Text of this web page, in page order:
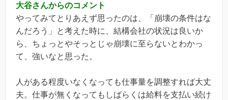
大谷さんからのコメント
やってみてとりあえず思ったのは、「崩壊の条件はな
んだろう」と考えた時に、結構会社の状況は良いか
ら、ちょっとやそっとじゃ崩壊に至らないとわかっ
て、強いなと思った。
人がある程度いなくなっても仕事量を調整すれば大丈
夫。仕事が無くなってもしばらくは給料を支払い続け